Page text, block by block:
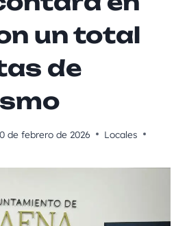
un total
de
de febrero de 2026
Locales